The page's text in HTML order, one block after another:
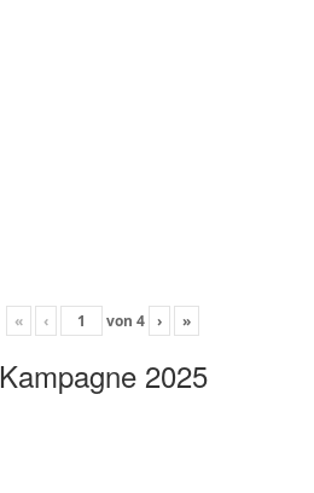
« ‹ von 4 › »
Kampagne 2025